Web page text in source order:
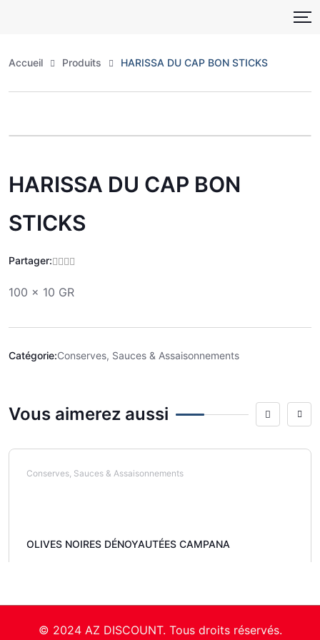
Accueil Produits HARISSA DU CAP BON STICKS
HARISSA DU CAP BON
STICKS
Partager:
100 x 10 GR
Catégorie:Conserves, Sauces & Assaisonnements
Vous aimerez aussi
Conserves, Sauces & Assaisonnements
OLIVES NOIRES DÉNOYAUTÉES CAMPANA
© 2024 AZ DISCOUNT. Tous droits réservés.